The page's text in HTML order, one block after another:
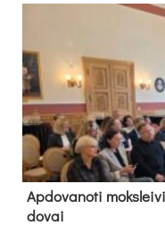
Ap­do­va­no­ti
do­vai